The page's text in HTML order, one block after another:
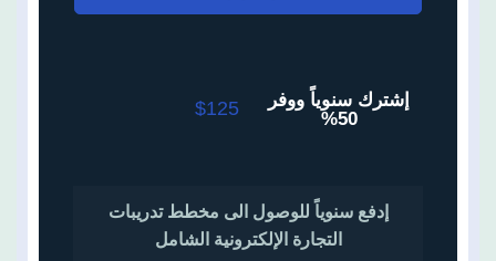
إشترك سنوياً ووفر
50%
$125
إدفع سنوياً للوصول الى مخطط تدريبات
التجارة الإلكترونية الشامل